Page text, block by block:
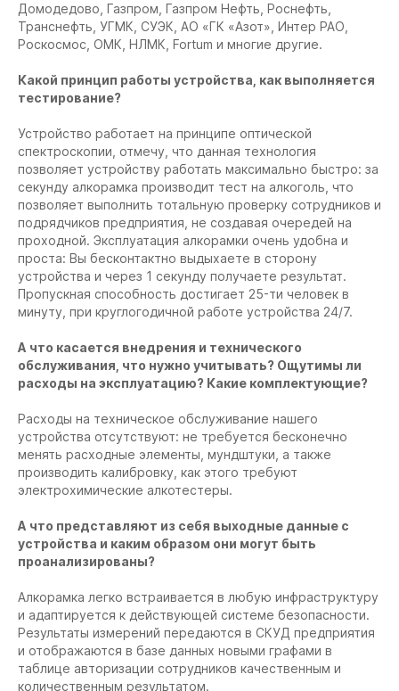
Домодедово, Газпром, Газпром Нефть, Роснефть,
Транснефть, УГМК, СУЭК, АО «ГК «Азот», Интер РАО,
Роскосмос, ОМК, НЛМК, Fortum и многие другие.
Какой принцип работы устройства, как выполняется
тестирование?
Устройство работает на принципе оптической
спектроскопии, отмечу, что данная технология
позволяет устройству работать максимально быстро: за
секунду алкорамка производит тест на алкоголь, что
позволяет выполнить тотальную проверку сотрудников и
подрядчиков предприятия, не создавая очередей на
проходной. Эксплуатация алкорамки очень удобна и
проста: Вы бесконтактно выдыхаете в сторону
устройства и через 1 секунду получаете результат.
Пропускная способность достигает 25-ти человек в
минуту, при круглогодичной работе устройства 24/7.
А что касается внедрения и технического
обслуживания, что нужно учитывать? Ощутимы ли
расходы на эксплуатацию? Какие комплектующие?
Расходы на техническое обслуживание нашего
устройства отсутствуют: не требуется бесконечно
менять расходные элементы, мундштуки, а также
производить калибровку, как этого требуют
электрохимические алкотестеры.
А что представляют из себя выходные данные с
устройства и каким образом они могут быть
проанализированы?
Алкорамка легко встраивается в любую инфраструктуру
и адаптируется к действующей системе безопасности.
Результаты измерений передаются в СКУД предприятия
и отображаются в базе данных новыми графами в
таблице авторизации сотрудников качественным и
количественным результатом.